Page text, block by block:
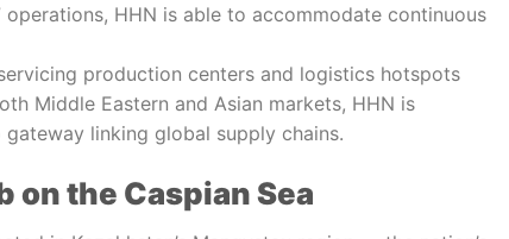
HHN is able to accommodate continuous
production centers and logistics hotspots
Middle Eastern and Asian markets, HHN is
linking global supply chains.
on the Caspian Sea